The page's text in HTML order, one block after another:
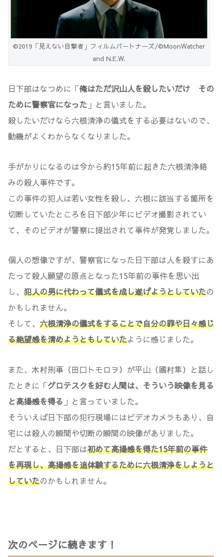
©2019「見えない目撃者」フィルムパートナーズ/©MoonWatcher
and N.E.W.
日下部はなつめに「俺はただ沢山人を殺したいだけ その
ために警察官になった 」と言いました。
殺したいだけなら六根清浄の儀式をする必要はないので、
動機がよくわからなくなりました。
手がかりになるのは今から約15年前に起きた六根清浄絡
みの殺人事件です。
この事件の犯人は若い女性を殺し、六根に該当する箇所を
切断していたところを日下部少年にビデオ撮影されてい
て、そのビデオが警察に提出されて事件が発覚しました。
個人の想像ですが、警察官になった日下部は人を殺すにあ
たって殺人願望の原点となった15年前の事件を思い出
し、 犯人の男に代わって儀式を成し遂げようとしていたの
かもしれません。
そして、 六根清浄の儀式をすることで自分の罪や日々感じ
る絶望感を清めようともしていたように感じました。
また、木村刑事（田口トモロヲ）が平山（國村隼）と話し
たときに「グロテスクを好む人間は、そういう映像を見る
と高揚感を得る 」と言っていました。
そういえば日下部の犯行現場にはビデオカメラもあり、自
宅には殺人の瞬間や切断の瞬間の映像がありました。
だとすると、日下部は初めて高揚感を得た15年前の事件
を再現し、高揚感を追体験するために六根清浄をしようと
していたのかもしれません。
次のページに続きます！